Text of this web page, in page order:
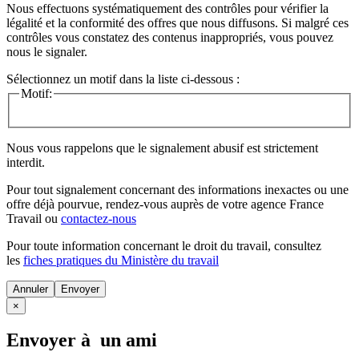
Nous effectuons systématiquement des contrôles pour vérifier la
légalité et la conformité des offres que nous diffusons. Si malgré ces
contrôles vous constatez des contenus inappropriés, vous pouvez
nous le signaler.
Sélectionnez un motif dans la liste ci-dessous :
Motif:
Nous vous rappelons que le signalement abusif est strictement
interdit.
Pour tout signalement concernant des informations inexactes ou une
offre déjà pourvue, rendez-vous auprès de votre agence France
Travail ou contactez-nous
Pour toute information concernant le droit du travail, consultez
les fiches pratiques du Ministère du travail
Annuler
×
Envoyer à un ami